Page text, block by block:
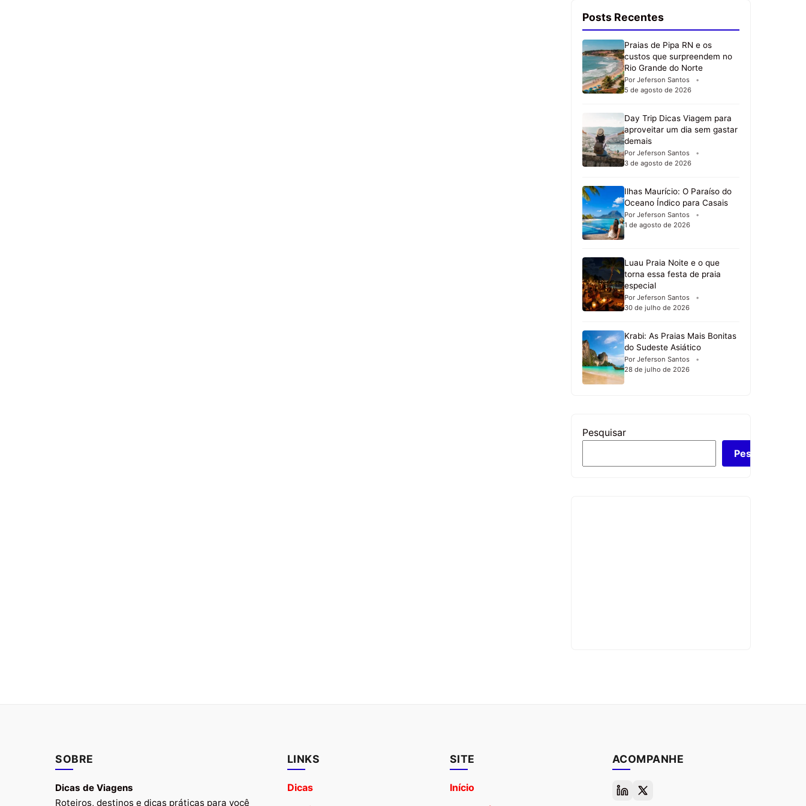
Posts Recentes
Praias de Pipa RN e os
custos que surpreendem no
Rio Grande do Norte
Por Jeferson Santos
5 de agosto de 2026
Day Trip Dicas Viagem para
aproveitar um dia sem gastar
demais
Por Jeferson Santos
3 de agosto de 2026
Ilhas Maurício: O Paraíso do
Oceano Índico para Casais
Por Jeferson Santos
1 de agosto de 2026
Luau Praia Noite e o que
torna essa festa de praia
especial
Por Jeferson Santos
30 de julho de 2026
Krabi: As Praias Mais Bonitas
do Sudeste Asiático
Por Jeferson Santos
28 de julho de 2026
Pesquisar
Pesquisar
SOBRE
Dicas de Viagens
Roteiros, destinos e dicas práticas para você
LINKS
Dicas
SITE
Início
ACOMPANHE